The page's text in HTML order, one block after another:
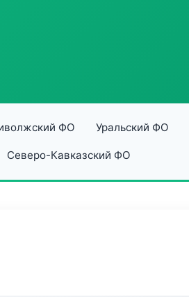
ФО Уральский ФО
Северо-Кавказский ФО